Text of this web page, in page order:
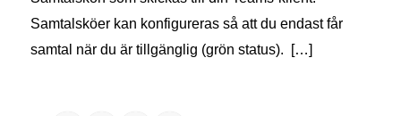
Samtalsköer kan konfigureras så att du endast får
samtal när du är tillgänglig (grön status). […]